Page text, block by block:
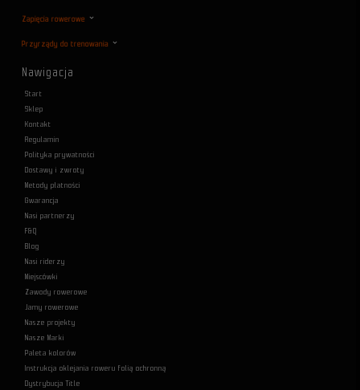
Zapięcia rowerowe
Przyrządy do trenowania
Nawigacja
Start
Sklep
Kontakt
Regulamin
Polityka prywatności
Dostawy i zwroty
Metody płatności
Gwarancja
Nasi partnerzy
F&Q
Blog
Nasi riderzy
Miejscówki
Zawody rowerowe
Jamy rowerowe
Nasze projekty
Nasze Marki
Paleta kolorów
Instrukcja oklejania roweru folią ochronną
Dystrybucja Title